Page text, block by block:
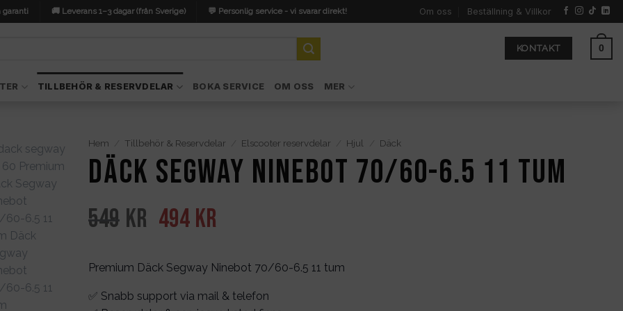
garanti 🚚 Leverans 1–3 dagar (från Sverige) 💬 Personlig service - vi svarar direkt! Om oss Beställning & Villkor
KONTAKT 0
TILLBEHÖR & RESERVDELAR BOKA SERVICE OM OSS MER
Hem Tillbehör & Reservdelar Elscooter reservdelar Hjul Däck
Däck Segway Ninebot 70/60-6.5 11 tum
549 kr Det
priset
var:
494 kr
priset
är:
Premium Däck Segway Ninebot 70/60-6.5 11 tum
✅ Snabb support via mail & telefon